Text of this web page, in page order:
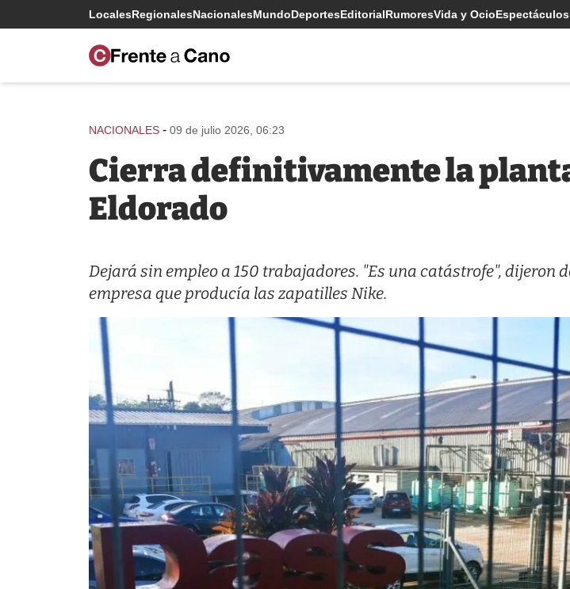
LocalesRegionalesNacionalesMundoDeportesEditorialRumoresVida y OcioEspectáculos
NACIONALES - 09 de julio 2026, 06:23
Cierra definitivamente la
Eldorado
Dejará sin empleo a 150 trabajadores. "Es una catástrofe", dijeron
empresa que producía las zapatilles Nike.